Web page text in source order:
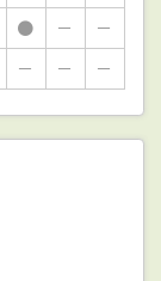
● －
－
－ － －